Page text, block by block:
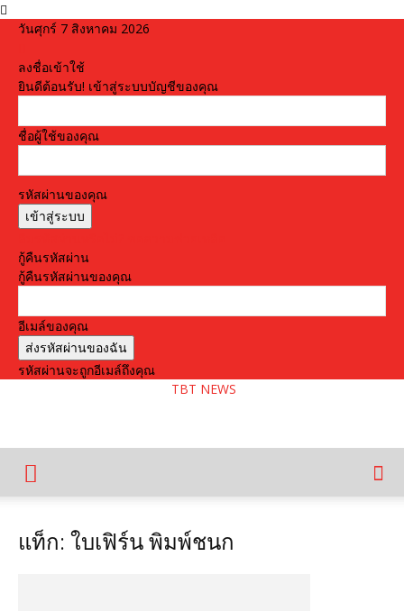
วันศุกร์ 7 สิงหาคม 2026
ลงชื่อเข้าใช้
ยินดีต้อนรับ! เข้าสู่ระบบบัญชีของคุณ
ชื่อผู้ใช้ของคุณ
รหัสผ่านของคุณ
กู้คืนรหัสผ่าน
กู้คืนรหัสผ่านของคุณ
อีเมล์ของคุณ
รหัสผ่านจะถูกอีเมล์ถึงคุณ
TBT NEWS
แท็ก: ใบเฟิร์น พิมพ์ชนก